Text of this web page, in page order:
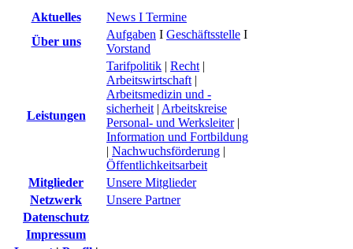
Aktuelles
News I Termine
Über uns
Aufgaben I Geschäftsstelle I
Vorstand
Leistungen
Tarifpolitik | Recht |
Arbeitswirtschaft |
Arbeitsmedizin und -
sicherheit | Arbeitskreise
Personal- und Werksleiter|
Information und Fortbildung
| Nachwuchsförderung |
Öffentlichkeitsarbeit
Mitglieder
Unsere Mitglieder
Netzwerk
Unsere Partner
Datenschutz
Impressum